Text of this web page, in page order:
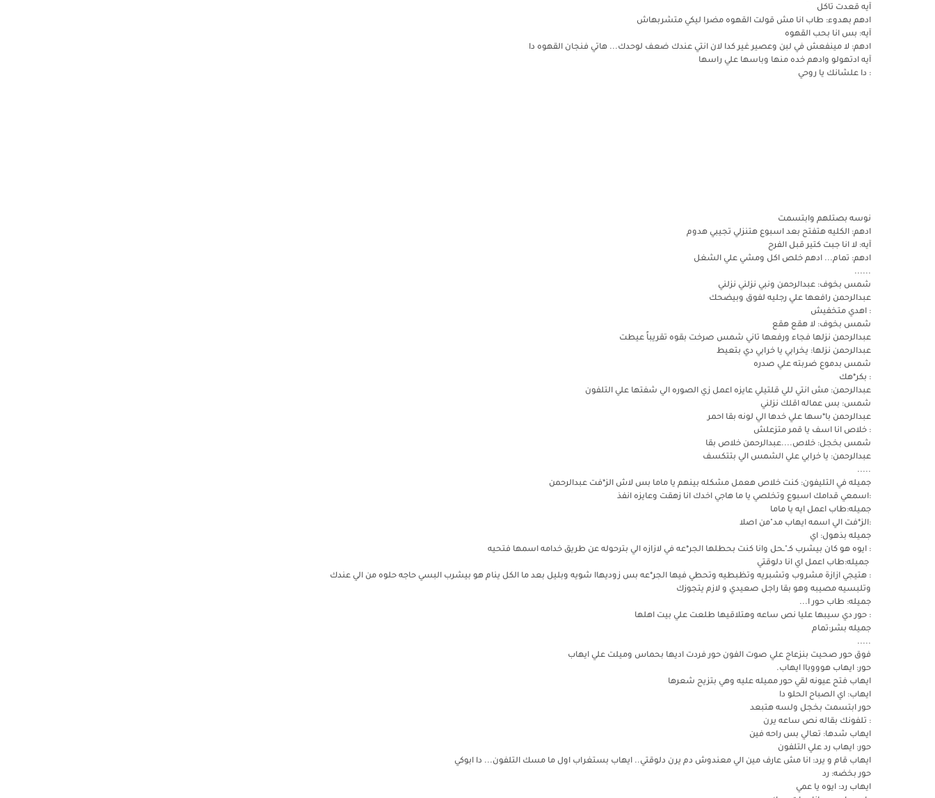
آيه قعدت تاكل
ادهم بهدوء: طاب انا مش قولت القهوه مضرا ليكي متشربهاش
آيه: بس انا بحب القهوه
ادهم: لا مينفعش في لبن وعصير غير كدا لان انتي عندك ضعف لوحدك... هاتي فنجان القهوه دا
آيه ادتهولو وادهم خده منها وباسها علي راسها
: دا علشانك يا روحي
نوسه بصتلهم وابتسمت
ادهم: الكليه هتفتح بعد اسبوع هتنزلي تجيبي هدوم
آيه: لا انا جبت كتير قبل الفرح
ادهم: تمام... ادهم خلص اكل ومشي علي الشغل
......
شمس بخوف: عبدالرحمن ونبي نزلني نزلني
عبدالرحمن رافعها علي رجليه لفوق وبيضحك
: اهدي متخفيش
شمس بخوف: لا هقع هقع
عبدالرحمن نزلها فجاء ورفعها تاني شمس صرخت بقوه تقريباً عيطت
عبدالرحمن نزلها: يخرابي يا خرابي دي بتعيط
شمس بدموع ضربته علي صدره
: بكر*هك
عبدالرحمن: مش انتي للي قلتيلي عايزه اعمل زي الصوره الي شفتها علي التلفون
شمس: بس عماله اقلك نزلني
عبدالرحمن با*سها علي خدها الي لونه بقا احمر
: خلاص انا اسف يا قمر متزعلش
شمس بخجل: خلاص....عبدالرحمن خلاص بقا
عبدالرحمن: يا خرابي علي الشمس الي بتتكسف
.....
جميله في التليفون: كنت خلاص هعمل مشكله بينهم يا ماما بس لاش الز*فت عبدالرحمن
:اسمعي قدامك اسبوع وتخلصي يا ما هاجي اخدك انا زهقت وعايزه انفذ
جميله:طاب اعمل ايه يا ماما
:الز*فت الي اسمه ايهاب مد"من اصلا
جميله بذهول: اي
: ايوه هو كان بيشرب كـ"ـحل وانا كنت بحطلها الجر*عه في لازازه الي بترحوله عن طريق خدامه اسمها فتحيه
جميله:طاب اعمل اي انا دلوقتي
: هتيجي ازازة مشروب وتشبريه وتظبطيه وتحطي فيها الجر*عه بس زوديهاا شويه وبليل بعد ما الكل ينام هو بيشرب البسي حاجه حلوه من الي عندك
وتلبسيه مصيبه وهو بقا راجل صعيدي و لازم يتجوزك
جميله: طاب حور ا...
: حور دي سيبها عليا نص ساعه وهتلاقيها طلعت علي بيت اهلها
جميله بشر:تمام
.....
فوق حور صحيت بنزعاج علي صوت الفون حور فردت اديها بحماس وميلت علي ايهاب
حور: ايهاب هوووباا ايهاب.
ايهاب فتح عيونه لقي حور مميله عليه وهي بتزيح شعرها
ايهاب: اي الصباح الحلو دا
حور ابتسمت بخجل ولسه هتبعد
: تلفونك بقاله نص ساعه يرن
ايهاب شدها: تعالي بس راحه فين
حور: ايهاب رد علي التلفون
ايهاب قام و يرد: انا مش عارف مين الي معندوش دم يرن دلوقتي.. ايهاب بستغراب اول ما مسك التلفون... دا ابوكي
حور بخضه: رد
ايهاب رد: ايوه يا عمي